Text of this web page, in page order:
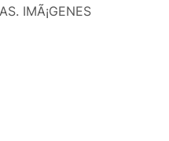
IMÃ¡GENES